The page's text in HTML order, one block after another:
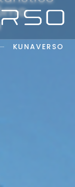
KUNAVERSO